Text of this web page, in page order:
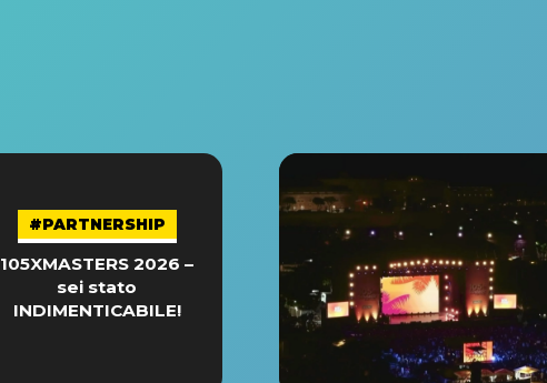
#PARTNERSHIP
105XMASTERS 2026 –
sei stato
INDIMENTICABILE!